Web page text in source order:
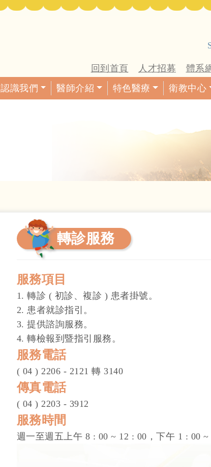
回到首頁 人才招募 體系
認識我們 醫師介紹 特色醫療 衛教中心
轉診服務
服務項目
1. 轉診 ( 初診、複診 ) 患者掛號。
2. 患者就診指引。
3. 提供諮詢服務。
4. 轉檢報到暨指引服務。
服務電話
( 04 ) 2206 - 2121 轉 3140
傳真電話
( 04 ) 2203 - 3912
服務時間
週一至週五上午 8 : 00 ~ 12 : 00，下午 1 : 00